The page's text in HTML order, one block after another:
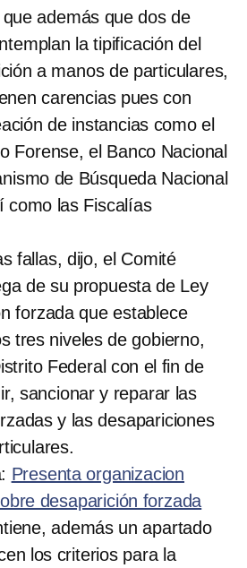
además que dos de
la tipificación del
a manos de particulares,
carencias pues con
de instancias como el
Forense, el Banco Nacional
de Búsqueda Nacional
como las Fiscalías
fallas, dijo, el Comité
de su propuesta de Ley
forzada que establece
tres niveles de gobierno,
Federal con el fin de
sancionar y reparar las
y las desapariciones
Presenta organizacion
desaparición forzada
además un apartado
los criterios para la